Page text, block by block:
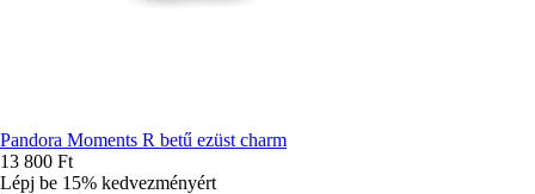
Pandora Moments R betű ezüst charm
13 800 Ft
Lépj be 15% kedvezményért